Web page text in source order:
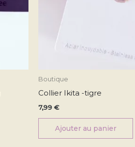
Boutique
Collier Ikita -tigre
7,99 €
Ajouter au panier